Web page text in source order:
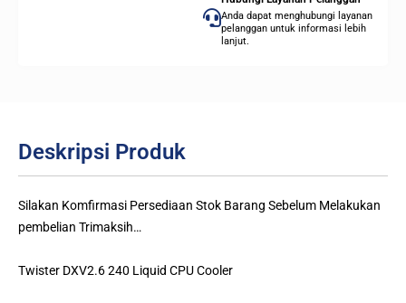
Anda dapat menghubungi layanan
pelanggan untuk informasi lebih
lanjut.
Deskripsi Produk
Silakan Komfirmasi Persediaan Stok Barang Sebelum Melakukan
pembelian Trimaksih…
Twister DXV2.6 240 Liquid CPU Cooler